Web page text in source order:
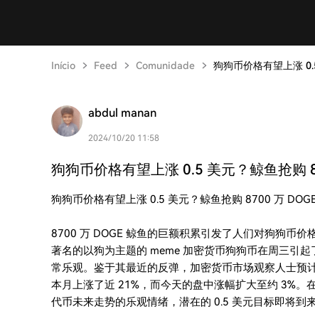
Início Feed Comunidade 狗狗币价格有望上涨
abdul manan
2024/10/20 11:58
狗狗币价格有望上涨 0.5 美元？鲸鱼抢
狗狗币价格有望上涨 0.5 美元？鲸鱼抢购 8700 万
8700 万 DOGE 鲸鱼的巨额积累引发了人们对狗狗币价
著名的以狗为主题的 meme 加密货币狗狗币在周三引
常乐观。鉴于其最近的反弹，加密货币市场观察人士
本月上涨了近 21%，而今天的盘中涨幅扩大至约 3%
代币未来走势的乐观情绪，潜在的 0.5 美元目标即将到来